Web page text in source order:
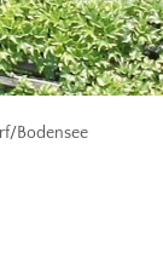
Bodensee